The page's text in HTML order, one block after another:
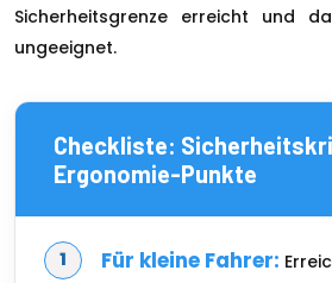
Sicherheitsgrenze erreicht und
ungeeignet.
Checkliste:
Ergonomie-Punkte
Für kleine Fahrer: